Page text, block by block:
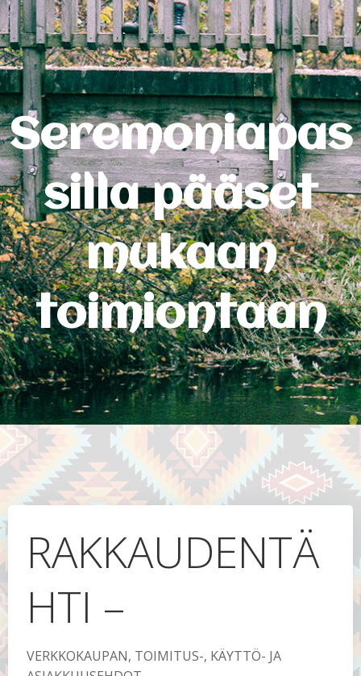
Seremoniapas
silla pääset
mukaan
toimiontaan
RAKKAUDENTÄ
HTI –
VERKKOKAUPAN, TOIMITUS-, KÄYTTÖ- JA